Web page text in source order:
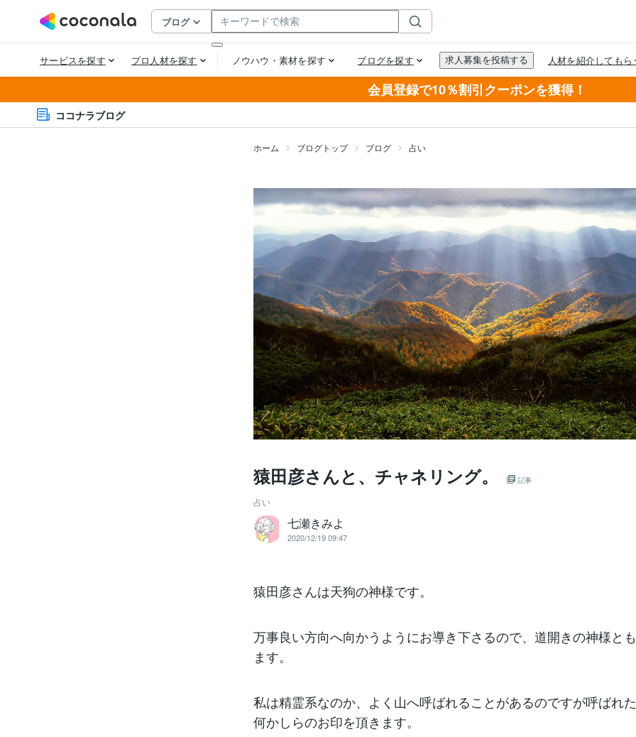
会員登録で10％割引クーポンを獲得！
ココナラブログ
ホーム ブログトップ ブログ 占い
猿田彦さんと、チャネリング。 記事
占い
七瀬きみよ
2020/12/19 09:47
猿田彦さんは天狗の神様です。
万事良い方向へ向かうようにお導き下さるので、道開きの神様と
ます。
私は精霊系なのか、よく山へ呼ばれることがあるのですが呼ばれ
何かしらのお印を頂きます。